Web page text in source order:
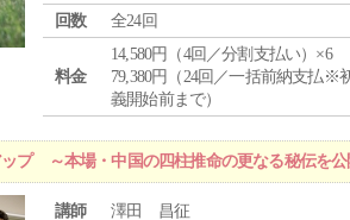
回数
全24回
料金
14,580円（4回／分割支払い）×6
79,380円（24回／一括前納支払※
義開始前まで）
ップ ～本場・中国の四柱推命の更なる秘伝を
講師 澤田 昌征